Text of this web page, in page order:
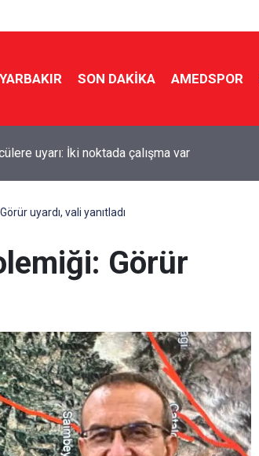
SON DAKIKA AMEDSPOR
uyarı: İki noktada çalışma var
uyardı, vali yanıtladı
Görür